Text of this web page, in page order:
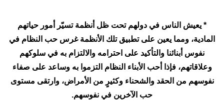
* يعيش الناس في دولهم تحت ظل أنظمة تسيّر أمور حياتهم
المادية، ومما يعين على تطبيق تلك الأنظمة غرس حب النظام في
نفوس أبنائنا والتأكيد على احترامه والالتزام به في سلوكهم
وعلاقاتهم، فإذا أحب الأبناء النظام التزموا به وساعد على صفاء
نفوسهم من الحقد والشحناء وكثيرٍ من الأمراض، وارتقى مستوى
حب الآخرين في نفوسهم.